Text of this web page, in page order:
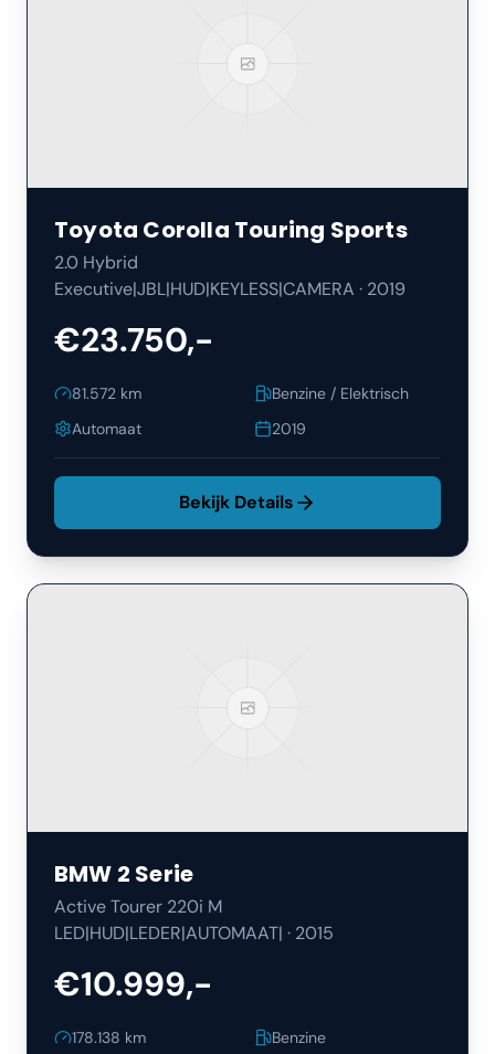
Toyota Corolla Touring Sports
2.0 Hybrid
Executive|JBL|HUD|KEYLESS|CAMERA · 2019
€23.750,-
81.572 km
Benzine / Elektrisch
Automaat
2019
Bekijk Details
BMW 2 Serie
Active Tourer 220i M
LED|HUD|LEDER|AUTOMAAT| · 2015
€10.999,-
178.138 km
Benzine